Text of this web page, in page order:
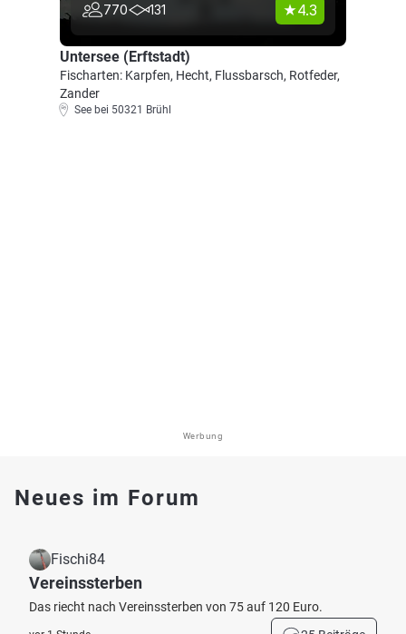
770 131 4.3
Untersee (Erftstadt)
Fischarten: Karpfen, Hecht, Flussbarsch, Rotfeder,
Zander
See bei 50321 Brühl
Werbung
Neues im Forum
Fischi84
Vereinssterben
Das riecht nach Vereinssterben von 75 auf 120 Euro.